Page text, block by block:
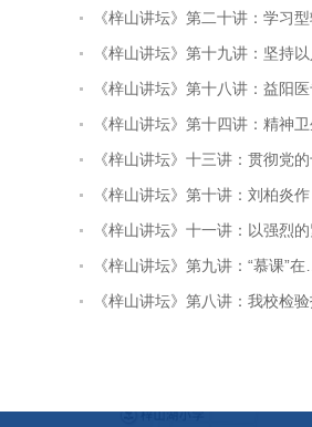
《梓山讲坛》第二十讲：学习型
《梓山讲坛》第十九讲：坚持以
《梓山讲坛》第十八讲：益阳医
《梓山讲坛》第十四讲：精神卫
《梓山讲坛》十三讲：贯彻党的
《梓山讲坛》第十讲：刘柏炎作
《梓山讲坛》十一讲：以强烈的
《梓山讲坛》第九讲：“慕课”在…
《梓山讲坛》第八讲：我校检验